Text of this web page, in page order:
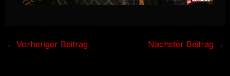
← Vorheriger Beitrag Nächster Beitrag →